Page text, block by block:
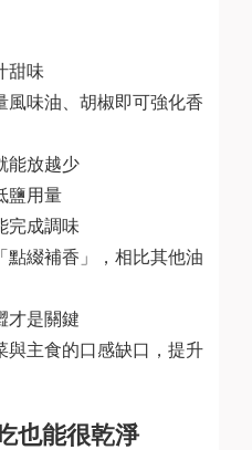
甜味
風味油、胡椒即可強化香
能放越少
鹽用量
完成調味
點綴補香」，相比其他油
才是關鍵
與主食的口感缺口，提升
也能很乾淨